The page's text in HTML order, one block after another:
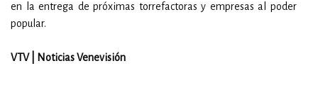
en la entrega de próximas torrefactoras y empresas al poder
popular.
VTV | Noticias Venevisión